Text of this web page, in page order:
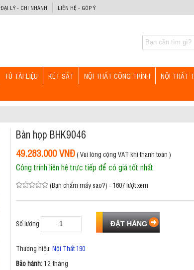
ĐẠI LÝ - CHI NHÁNH LIÊN HỆ - GÓP Ý
TỦ TÀI LIỆU KÉT SẮT NỘI THẤT CÔNG TRÌNH NỘI THẤT
Bàn họp BHK9046
49.283.000 VNĐ( Vui lòng cộng VAT khi thanh toán )
Công trình liên hệ trực tiếp để có giá tốt nhất
(Bạn chấm mấy sao?) - 1607 lượt xem
Số lượng
Thương hiệu: Nội Thất 190
Bảo hành:12 tháng